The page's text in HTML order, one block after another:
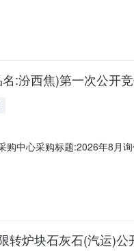
:汾西焦)第一次公开
购中心采购标题:2026年8月
转炉块石灰石(汽运)